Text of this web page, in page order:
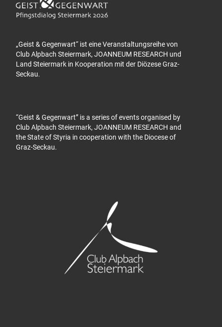
„Geist & Gegenwart“ ist eine Veranstaltungsreihe von
Club Alpbach Steiermark, JOANNEUM RESEARCH und
Land Steiermark in Kooperation mit der Diözese Graz-
Seckau.
“Geist & Gegenwart” is a series of events organised by
Club Alpbach Steiermark, JOANNEUM RESEARCH and
the State of Styria in cooperation with the Diocese of
Graz-Seckau.